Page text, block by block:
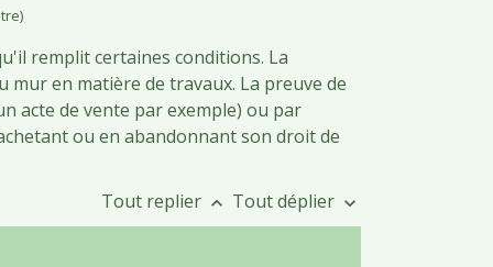
remplit certaines conditions. La
en matière de travaux. La preuve de
acte de vente par exemple) ou par
ou en abandonnant son droit de
Tout replier keyboard_arrow_up Tout déplier keyboard_arrow_down